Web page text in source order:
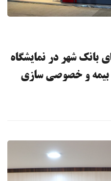
بانک شهر در نمایشگاه
بیمه و خصوصی سازی